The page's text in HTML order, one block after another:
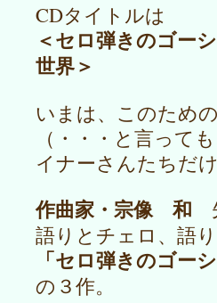
CDタイトルは
＜セロ弾きのゴー
世界＞
いまは、このため
（・・・と言って
イナーさんたちだけ
作曲家・宗像 和
語りとチェロ、語
「セロ弾きのゴー
の３作。